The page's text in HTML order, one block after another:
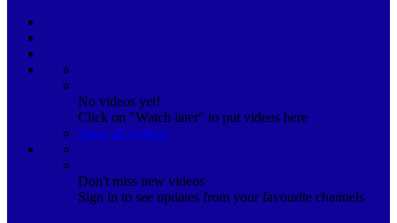
No videos yet!
Click on "Watch later" to put videos here
View all videos
Don't miss new videos
Sign in to see updates from your favourite channels